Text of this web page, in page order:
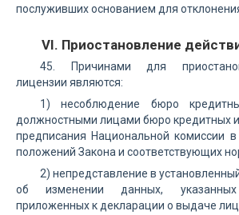
послуживших основанием для
VI. Приостановление
45. Причинами для
лицензии являются:
1) несоблюдение бюро
должностными лицами бюро кредитных
предписания Национальной комиссии
положений Закона и соответствующих
2) непредставление в
об изменении данных,
приложенных к декларации о выдаче